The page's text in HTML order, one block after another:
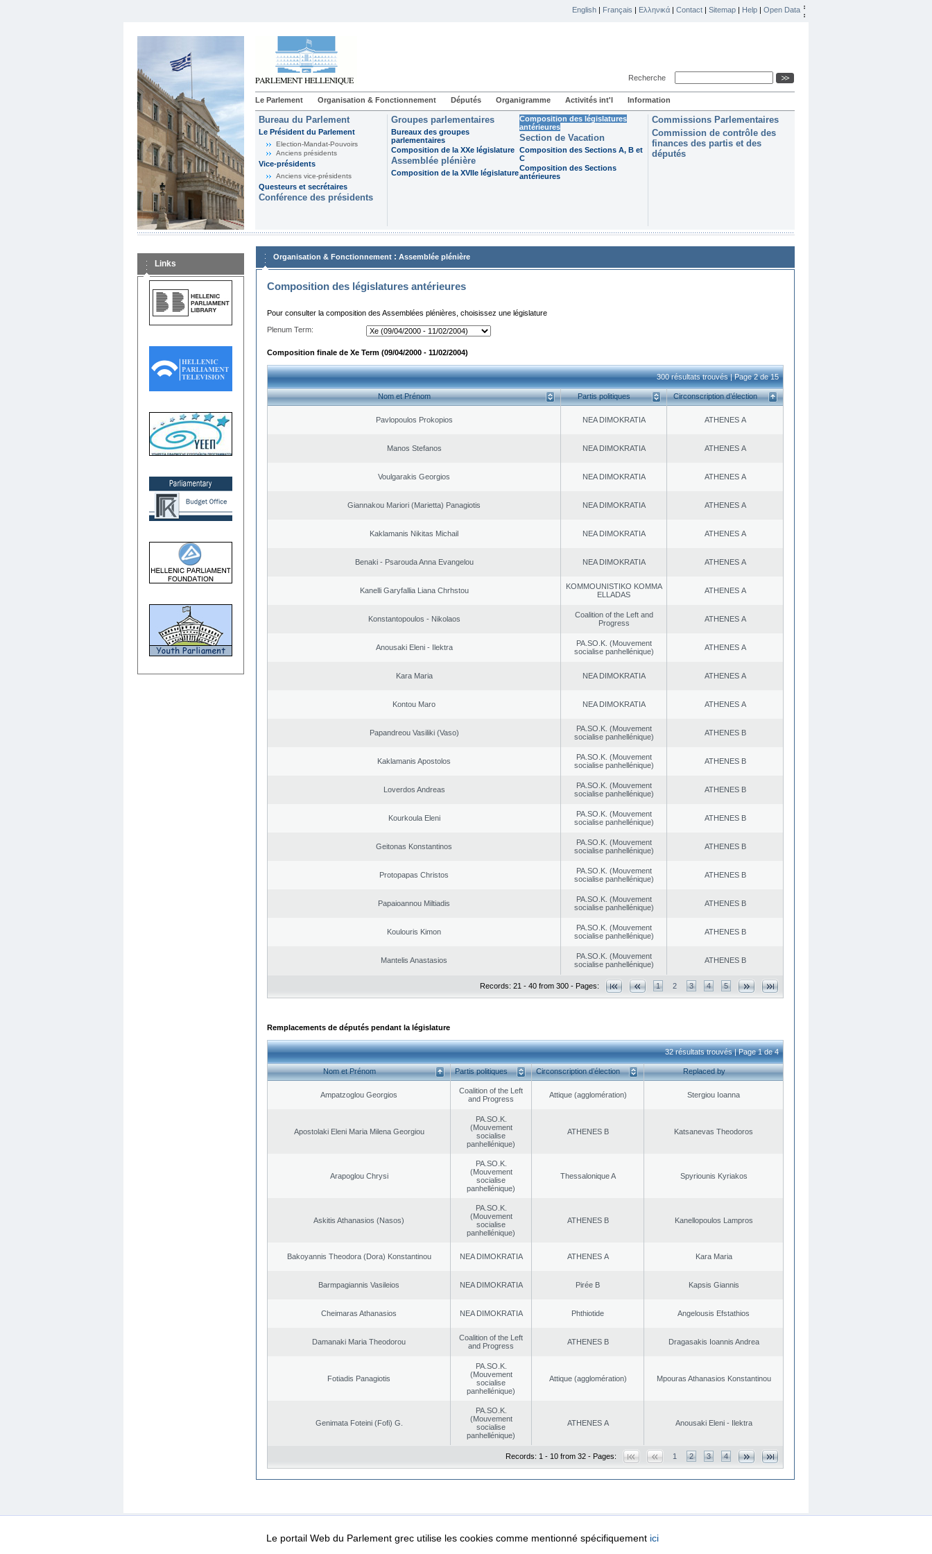
English | Français | Ελληνικά | Contact | Sitemap | Help | Open Data
Recherche
Le Parlement Organisation & Fonctionnement Députés Organigramme Activités int'l Information
Bureau du Parlement
Le Président du Parlement
Election-Mandat-Pouvoirs
Anciens présidents
Vice-présidents
Anciens vice-présidents
Questeurs et secrétaires
Conférence des présidents
Groupes parlementaires
Bureaux des groupes
parlementaires
Composition de la XXe législature
Assemblée plénière
Composition de la XVIIe législature
Composition des législatures
antérieures
Section de Vacation
Composition des Sections A, B et
C
Composition des Sections
antérieures
Commissions Parlementaires
Commission de contrôle des
finances des partis et des
députés
Links
Organisation & Fonctionnement : Assemblée plénière
Composition des législatures antérieures
Pour consulter la composition des Assemblées plénières, choisissez une législature
Plenum Term:
Composition finale de Xe Term (09/04/2000 - 11/02/2004)
300 résultats trouvés | Page 2 de 15
Nom et Prénom Partis politiques Circonscription d’élection
Pavlopoulos Prokopios NEA DΙMOKRATIA ATHENES Α
Manos Stefanos NEA DΙMOKRATIA ATHENES Α
Voulgarakis Georgios NEA DΙMOKRATIA ATHENES Α
Giannakou Mariori (Marietta) Panagiotis NEA DΙMOKRATIA ATHENES Α
Kaklamanis Nikitas Michail NEA DΙMOKRATIA ATHENES Α
Benaki - Psarouda Anna Evangelou NEA DΙMOKRATIA ATHENES Α
Kanelli Garyfallia Liana Chrhstou
KOMMOUNISTIKO KOMMA
ELLADAS
ATHENES Α
Konstantopoulos - Nikolaos
Coalition of the Left and
Progress
ATHENES Α
Anousaki Eleni - Ilektra
PA.SO.K. (Mouvement
socialise panhellénique)
ATHENES Α
Kara Maria NEA DΙMOKRATIA ATHENES Α
Kontou Maro NEA DΙMOKRATIA ATHENES Α
Papandreou Vasiliki (Vaso)
PA.SO.K. (Mouvement
socialise panhellénique)
ATHENES Β
Kaklamanis Apostolos
PA.SO.K. (Mouvement
socialise panhellénique)
ATHENES Β
Loverdos Andreas
PA.SO.K. (Mouvement
socialise panhellénique)
ATHENES Β
Kourkoula Eleni
PA.SO.K. (Mouvement
socialise panhellénique)
ATHENES Β
Geitonas Konstantinos
PA.SO.K. (Mouvement
socialise panhellénique)
ATHENES Β
Protopapas Christos
PA.SO.K. (Mouvement
socialise panhellénique)
ATHENES Β
Papaioannou Miltiadis
PA.SO.K. (Mouvement
socialise panhellénique)
ATHENES Β
Koulouris Kimon
PA.SO.K. (Mouvement
socialise panhellénique)
ATHENES Β
Mantelis Anastasios
PA.SO.K. (Mouvement
socialise panhellénique)
ATHENES Β
Records: 21 - 40 from 300 - Pages: 1 2 3 4 5
Remplacements de députés pendant la législature
32 résultats trouvés | Page 1 de 4
Nom et Prénom Partis politiques Circonscription d’élection Replaced by
Ampatzoglou Georgios
Coalition of the Left
and Progress
Αttique (agglomération) Stergiou Ioanna
Apostolaki Eleni Maria Milena Georgiou
PA.SO.K.
(Mouvement
socialise
panhellénique)
ATHENES Β Katsanevas Theodoros
Arapoglou Chrysi
PA.SO.K.
(Mouvement
socialise
panhellénique)
Thessalonique A Spyriounis Kyriakos
Askitis Athanasios (Nasos)
PA.SO.K.
(Mouvement
socialise
panhellénique)
ATHENES Β Kanellopoulos Lampros
Bakoyannis Theodora (Dora) Konstantinou NEA DΙMOKRATIA ATHENES Α Kara Maria
Barmpagiannis Vasileios NEA DΙMOKRATIA Pirée B Kapsis Giannis
Cheimaras Athanasios NEA DΙMOKRATIA Phthiotide Angelousis Efstathios
Damanaki Maria Theodorou
Coalition of the Left
and Progress
ATHENES Β Dragasakis Ioannis Andrea
Fotiadis Panagiotis
PA.SO.K.
(Mouvement
socialise
panhellénique)
Αttique (agglomération) Mpouras Athanasios Konstantinou
Genimata Foteini (Fofi) G.
PA.SO.K.
(Mouvement
socialise
panhellénique)
ATHENES Α Anousaki Eleni - Ilektra
Records: 1 - 10 from 32 - Pages: 1 2 3 4
Conditions d’utilisation Data Protection Security & Access
Le portail Web du Parlement grec utilise les cookies comme mentionné spécifiquement ici